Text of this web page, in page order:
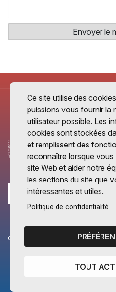
Envoyer le
CANTONS PARTENAIRES
Vaud
Ce site utilise des
puissions vous fournir la
utilisateur possible. Les
cookies sont stockées
et remplissent des
reconnaître lorsque
site Web et aider notre
les sections du site que
intéressantes et utiles.
Politique de confidentialité
TOUT